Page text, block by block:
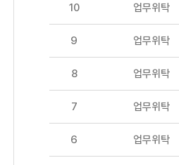
10 업무위탁
9 업무위탁
8 업무위탁
7 업무위탁
6 업무위탁